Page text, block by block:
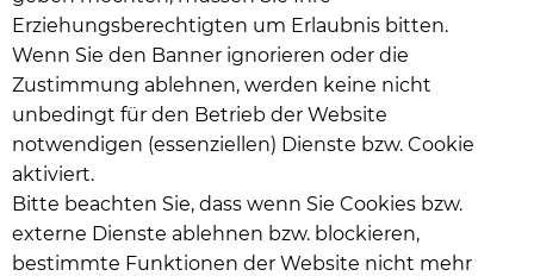
Erziehungsberechtigten um Erlaubnis bitten.
Wenn Sie den Banner ignorieren oder die
Zustimmung ablehnen, werden keine nicht
unbedingt für den Betrieb der Website
notwendigen (essenziellen) Dienste bzw. Cookie
aktiviert.
Bitte beachten Sie, dass wenn Sie Cookies bzw.
externe Dienste ablehnen bzw. blockieren,
bestimmte Funktionen der Website nicht mehr